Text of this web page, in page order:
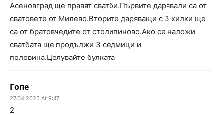
Асеновград ще правят сватби.Първите дарявали са от
сватовете от Милево.Вторите даряващи с 3 хилки ще
са от братовчедите от столипиново.Ако се наложи
сватбата ще продължи 3 седмици и
половина.Целувайте булката
Гопе
27.04.2025 At 9:47
2